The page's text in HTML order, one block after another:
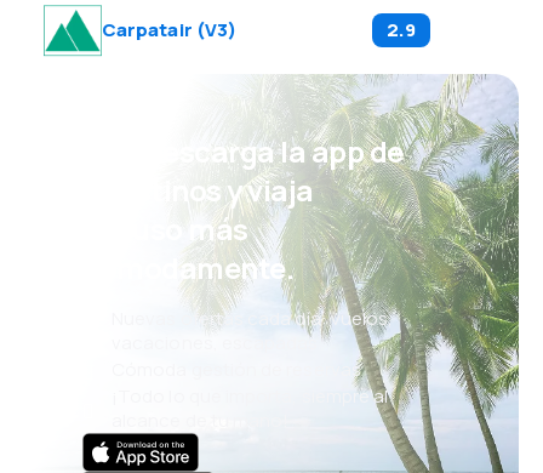
Carpatair (V3) 2.9
¡Eh! Descarga la app de
eDestinos y viaja
incluso más
cómodamente.
Nuevas ofertas cada día: vuelos,
vacaciones, escapadas
Cómoda gestión de reservas
¡Todo lo que importa, siempre al